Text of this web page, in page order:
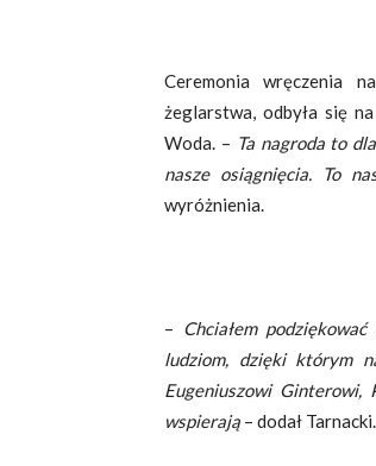
Ceremonia wręczenia
żeglarstwa, odbyła się
Woda. – Ta nagroda to
nasze osiągnięcia. To
wyróżnienia.
– Chciałem
ludziom, dzięki którym
Eugeniuszowi
wspierają – dodał Tarnacki.